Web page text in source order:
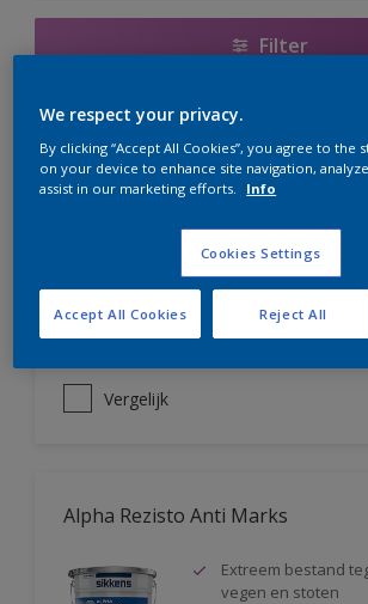
Filter
Alpha Rezisto Easy Clean
Ultiem
Water-, vuil- en
Extreem schrobvast
Vergelijk
Alpha Rezisto Anti Marks
Extreem bestand
vegen en stoten
We respect your privacy.
By clicking “Accept All Cookies”, you agree to the
on your device to enhance site navigation,
assist in our marketing efforts.
Info
Cookies Settings
Reject All
Accept All Cookies